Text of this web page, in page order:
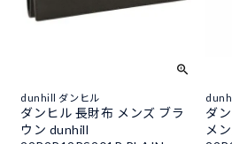
dunhill ダンヒル
ダンヒル 長財布 メンズ ブラ
ウン dunhill
ダ
メ